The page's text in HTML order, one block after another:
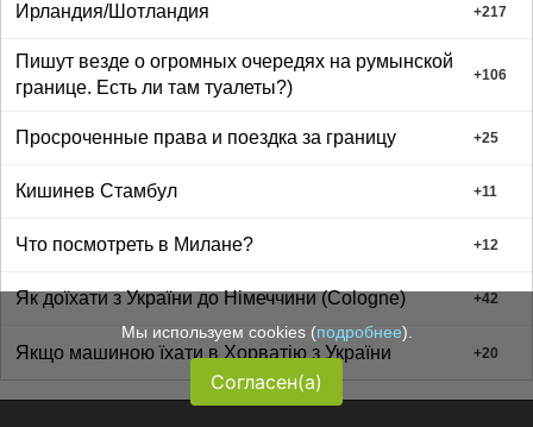
Ирландия/Шотландия +217
Пишут везде о огромных очередях на румынской
границе. Есть ли там туалеты?)
+106
Просроченные права и поездка за границу +25
Кишинев Стамбул +11
Что посмотреть в Милане? +12
Як доїхати з України до Німеччини (Соlogne) +42
Якщо машиною їхати в Хорватію з України +20
Мы используем cookies (подробнее).
Согласен(а)